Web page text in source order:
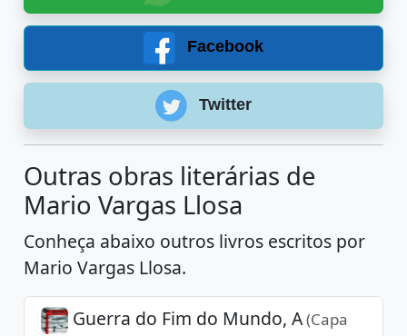
Facebook
Twitter
Outras obras literárias de
Mario Vargas Llosa
Conheça abaixo outros livros escritos por
Mario Vargas Llosa.
Guerra do Fim do Mundo, A(Capa